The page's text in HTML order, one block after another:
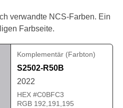
verwandte NCS-Farben. Ein
Farbseite.
Komplementär (Farbton)
S2502-R50B
2022
HEX #C0BFC3
RGB 192,191,195